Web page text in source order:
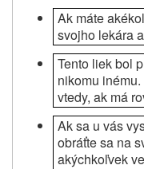
Ak máte
svojho lekára
Tento liek bol
nikomu
vtedy, ak má
Ak sa u vás
obráťte sa na
akýchkoľvek